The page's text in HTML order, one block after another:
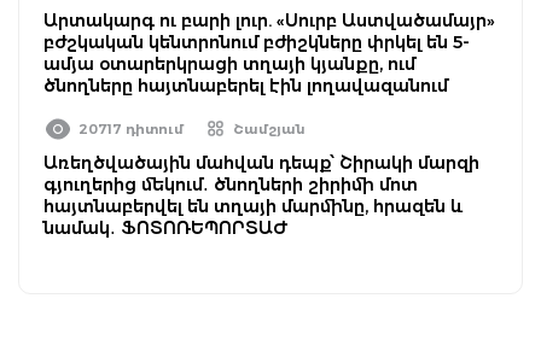
Արտակարգ ու բարի լուր. «Սուրբ Աստվածամայր»
բժշկական կենտրոնում բժիշկները փրկել են 5-
ամյա օտարերկրացի տղայի կյանքը, ում
ծնողները հայտնաբերել էին լողավազանում
20717 դիտում Շամշյան
Առեղծվածային մահվան դեպք՝ Շիրակի մարզի
գյուղերից մեկում․ ծնողների շիրիմի մոտ
հայտնաբերվել են տղայի մարմինը, հրազեն և
նամակ․ ՖՈՏՈՌԵՊՈՐՏԱԺ